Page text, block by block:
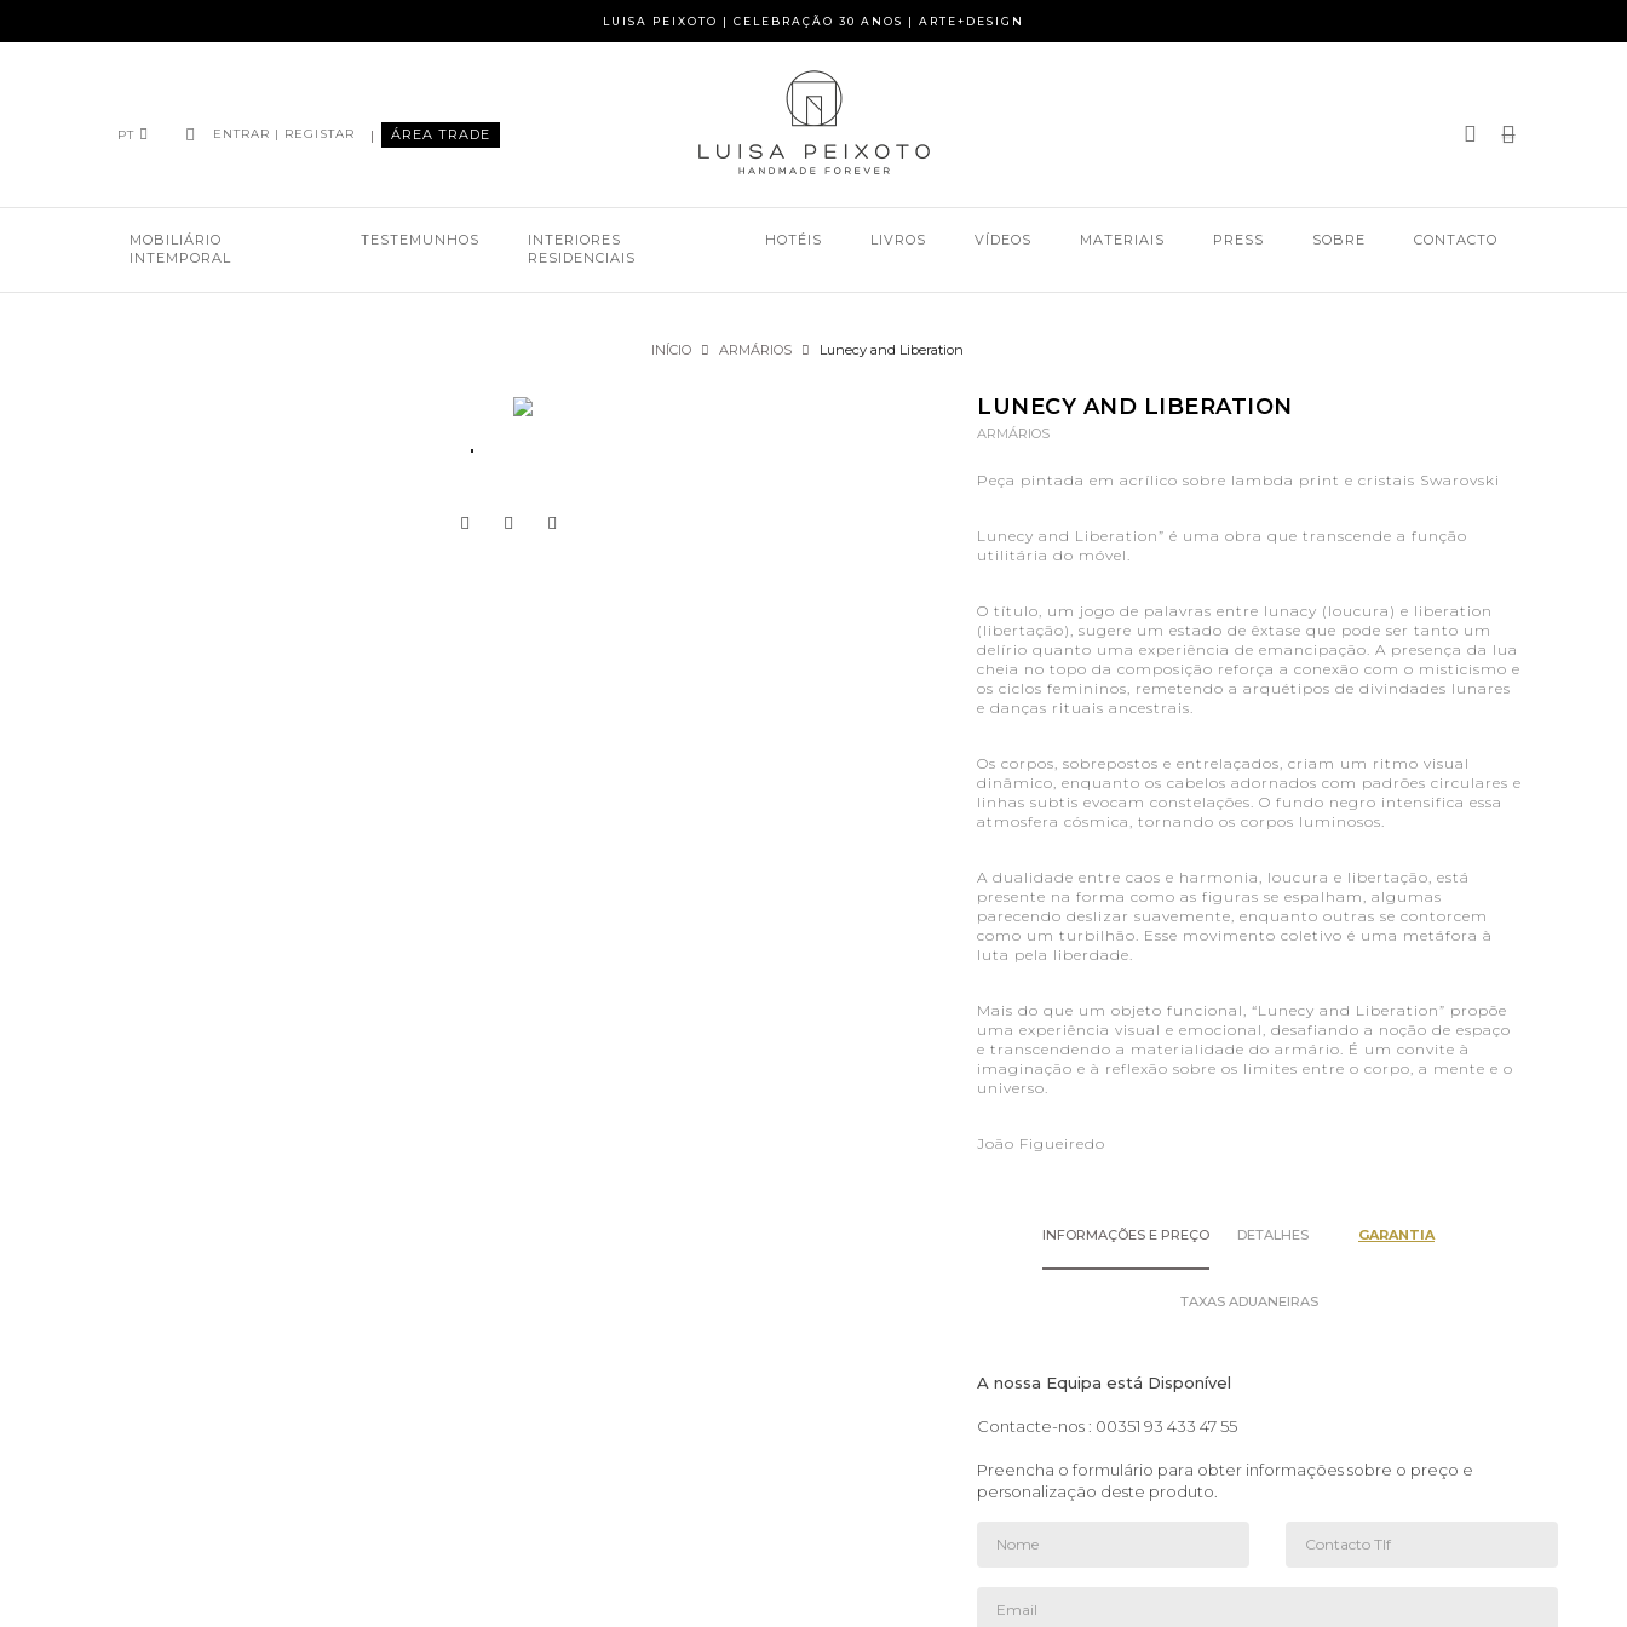
LUISA PEIXOTO | CELEBRAÇÃO 30 ANOS | ARTE+DESIGN
PT ENTRAR | REGISTAR | ÁREA TRADE
MOBILIÁRIO
INTEMPORAL
TESTEMUNHOS
INTERIORES
RESIDENCIAIS
HOTÉIS LIVROS VÍDEOS MATERIAIS PRESS SOBRE CONTACTO
INÍCIO ARMÁRIOS Lunecy and Liberation
LUNECY AND LIBERATION
ARMÁRIOS
Peça pintada em acrílico sobre lambda print e cristais Swarovski
Lunecy and Liberation” é uma obra que transcende a função
utilitária do móvel.
O título, um jogo de palavras entre lunacy (loucura) e liberation
(libertação), sugere um estado de êxtase que pode ser tanto um
delírio quanto uma experiência de emancipação. A presença da lua
cheia no topo da composição reforça a conexão com o misticismo e
os ciclos femininos, remetendo a arquétipos de divindades lunares
e danças rituais ancestrais.
Os corpos, sobrepostos e entrelaçados, criam um ritmo visual
dinâmico, enquanto os cabelos adornados com padrões circulares e
linhas subtis evocam constelações. O fundo negro intensifica essa
atmosfera cósmica, tornando os corpos luminosos.
A dualidade entre caos e harmonia, loucura e libertação, está
presente na forma como as figuras se espalham, algumas
parecendo deslizar suavemente, enquanto outras se contorcem
como um turbilhão. Esse movimento coletivo é uma metáfora à
luta pela liberdade.
Mais do que um objeto funcional, “Lunecy and Liberation” propõe
uma experiência visual e emocional, desafiando a noção de espaço
e transcendendo a materialidade do armário. É um convite à
imaginação e à reflexão sobre os limites entre o corpo, a mente e o
universo.
João Figueiredo
INFORMAÇÕES E PREÇO DETALHES GARANTIA
TAXAS ADUANEIRAS
A nossa Equipa está Disponível
Contacte-nos : 00351 93 433 47 55
Preencha o formulário para obter informações sobre o preço e
personalização deste produto.